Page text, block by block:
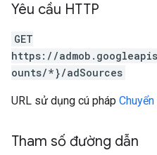
Yêu cầu HTTP
GET
https://
ounts/*}/adSources
URL sử dụng cú pháp
Tham số đường dẫn